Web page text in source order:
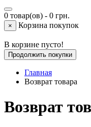
0 товар(ов) - 0 грн.
× Корзина покупок
В корзине пусто!
Продолжить покупки
Главная
Возврат товара
Возврат